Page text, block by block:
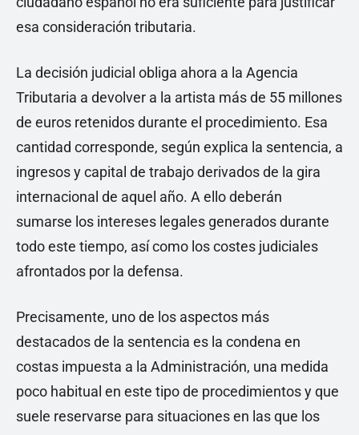
esa consideración tributaria.
La decisión judicial obliga ahora a la Agencia
Tributaria a devolver a la artista más de 55 millones
de euros retenidos durante el procedimiento. Esa
cantidad corresponde, según explica la sentencia, a
ingresos y capital de trabajo derivados de la gira
internacional de aquel año. A ello deberán
sumarse los intereses legales generados durante
todo este tiempo, así como los costes judiciales
afrontados por la defensa.
Precisamente, uno de los aspectos más
destacados de la sentencia es la condena en
costas impuesta a la Administración, una medida
poco habitual en este tipo de procedimientos y que
suele reservarse para situaciones en las que los